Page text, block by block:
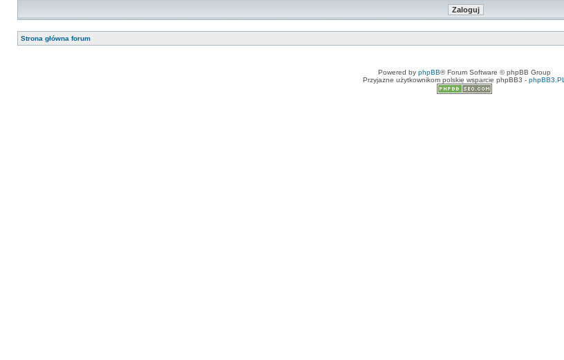
Strona główna forum
Powered by phpBB® Forum Software © phpBB Group
Przyjazne użytkownikom polskie wsparcie phpBB3 - phpBB3.PL